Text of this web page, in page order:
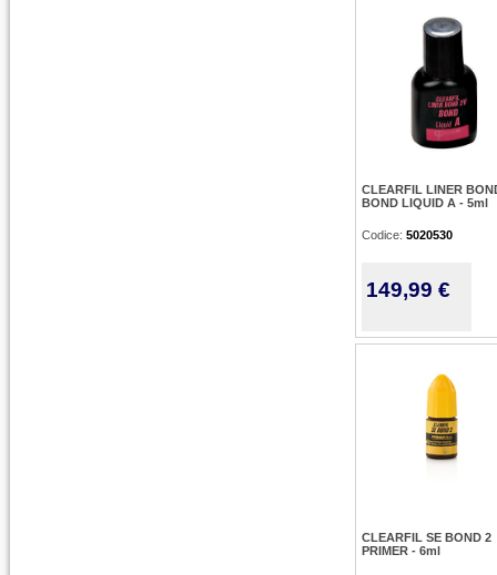
CLEARFIL LINER
BOND LIQUID A - 5ml
Codice: 5020530
149,99 €
CLEARFIL SE BOND 2
PRIMER - 6ml